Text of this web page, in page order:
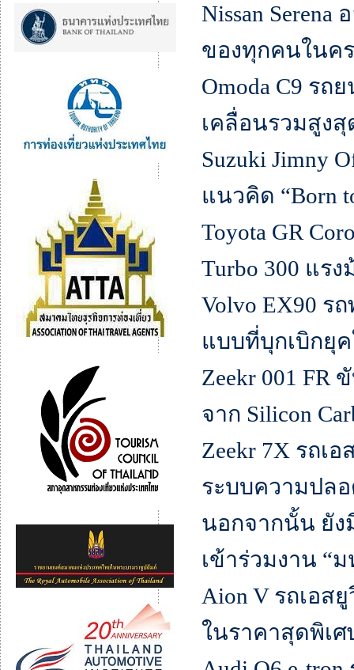
Nissan
ของทุกคนในค
Omoda C9 ร
เคลื่อนรวมสูงสุ
Suzuki Jimny
แนวคิด “Born
Toyota GR
Turbo 300 แรง
Volvo EX90 ร
แบบที่บุกเบิกยุ
Zeekr 001 FR
จาก Silicon
Zeekr 7X รถเ
ระบบความปล
นอกจากนั้น ยั
เข้าร่วมงาน “
Aion V รถเอส
ในราคาสุดพิเศ